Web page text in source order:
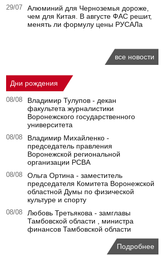
29/07
Алюминий для Черноземья дороже,
чем для Китая. В августе ФАС решит,
менять ли формулу цены РУСАЛа
все новости
Дни рождения
08/08
Владимир Тулупов - декан
факультета журналистики
Воронежского государственного
университета
08/08
Владимир Михайленко -
председатель правления
Воронежской региональной
организации РСВА
08/08
Ольга Ортина - заместитель
председателя Комитета Воронежской
областной Думы по физической
культуре и спорту
08/08
Любовь Третьякова - замглавы
Тамбовской области , министра
финансов Тамбовской области
Подробнее